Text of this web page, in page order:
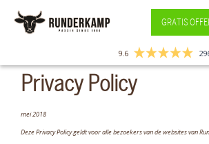
GRATIS
9.6
Privacy Policy
mei 2018
Deze Privacy Policy geldt voor alle bezoekers van de websites van